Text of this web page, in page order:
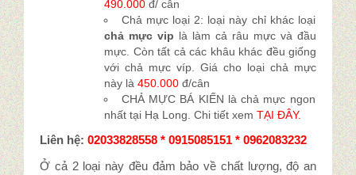
490.000 đ/ cân
Chả mực loại 2: loại này chỉ khác loại
chả mực vip là làm cả râu mực và đầu
mực. Còn tất cả các khâu khác đều giống
với chả mực víp. Giá cho loại chả mực
này là450.000 đ/cân
CHẢ MỰC BÁ KIẾN là chả mực ngon
nhất tại Hạ Long. Chi tiết xemTẠI ĐÂY.
Liên hệ: 02033828558 * 0915085151 * 0962083232
Ở cả 2 loại này đều đảm bảo về chất lượng, độ an